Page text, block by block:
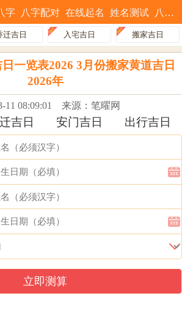
字 八字配对 在线起名 姓名测试 八字排盘
迁吉日 入宅吉日 搬家吉日
一览表2026 3月份搬家黄道吉日
2026年
11 08:09:01 来源：笔曜网
吉日 安门吉日 出行吉日
立即测算